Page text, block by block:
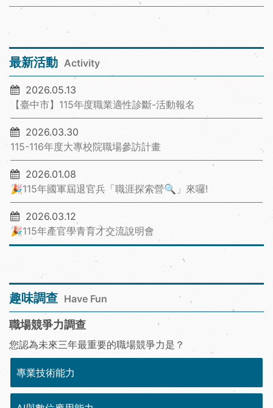
最新活動 Activity
2026.05.13
【臺中市】115年度職業適性診斷-活動報名
2026.03.30
115-116年度大專校院職場參訪計畫
2026.01.08
🎉115年國軍屆退官兵「職涯探索營🔍」來囉!
2026.03.12
🎉115年產官學青育才交流說明會
趣味調查 Have Fun
職場競爭力調查
您認為未來三年最重要的職場競爭力是？
專業技術能力